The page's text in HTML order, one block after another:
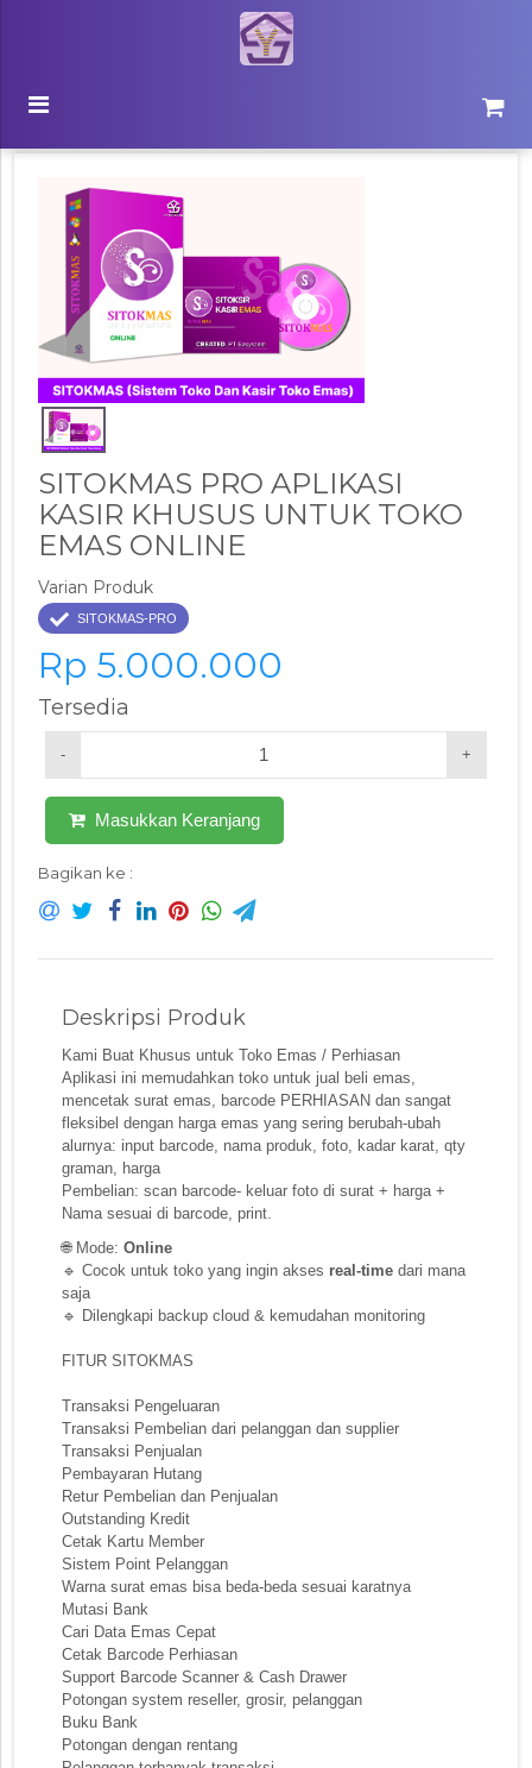
SITOKMAS PRO APLIKASI
KASIR KHUSUS UNTUK TOKO
EMAS ONLINE
Varian Produk
SITOKMAS-PRO
Rp 5.000.000
Tersedia
- +
Masukkan Keranjang
Bagikan ke :
Deskripsi Produk
Kami Buat Khusus untuk Toko Emas / Perhiasan
Aplikasi ini memudahkan toko untuk jual beli emas,
mencetak surat emas, barcode PERHIASAN dan sangat
fleksibel dengan harga emas yang sering berubah-ubah
alurnya: input barcode, nama produk, foto, kadar karat, qty
graman, harga
Pembelian: scan barcode- keluar foto di surat + harga +
Nama sesuai di barcode, print.
🌐 Mode: Online
🔹 Cocok untuk toko yang ingin akses real-time dari mana
saja
🔹 Dilengkapi backup cloud & kemudahan monitoring
FITUR SITOKMAS
Transaksi Pengeluaran
Transaksi Pembelian dari pelanggan dan supplier
Transaksi Penjualan
Pembayaran Hutang
Retur Pembelian dan Penjualan
Outstanding Kredit
Cetak Kartu Member
Sistem Point Pelanggan
Warna surat emas bisa beda-beda sesuai karatnya
Mutasi Bank
Cari Data Emas Cepat
Cetak Barcode Perhiasan
Support Barcode Scanner & Cash Drawer
Potongan system reseller, grosir, pelanggan
Buku Bank
Potongan dengan rentang